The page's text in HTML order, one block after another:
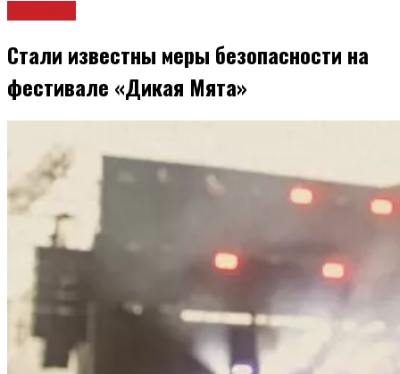
Стали известны меры безопасности на
фестивале «Дикая Мята»